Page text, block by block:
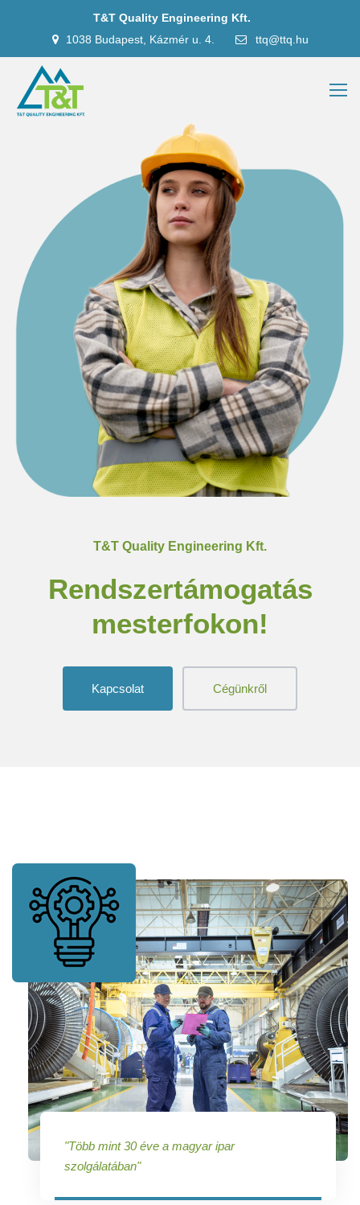
T&T Quality Engineering Kft.
1038 Budapest, Kázmér u. 4.
ttq@ttq.hu
T&T Quality Engineering Kft.
Rendszertámogatás
mesterfokon!
Kapcsolat Cégünkről
"Több mint 30 éve a magyar ipar
szolgálatában"